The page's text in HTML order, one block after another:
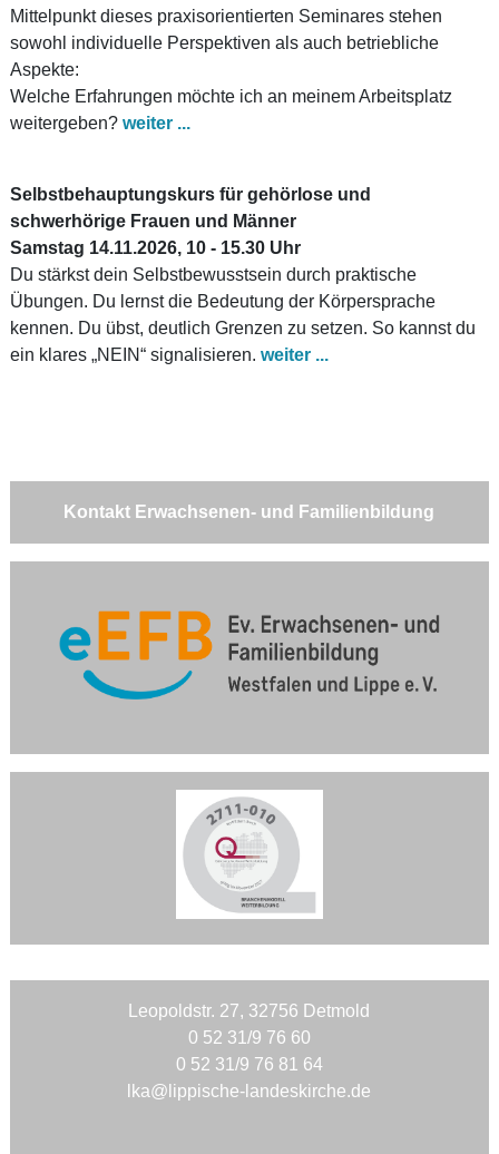
Mittelpunkt dieses praxisorientierten Seminares stehen
sowohl individuelle Perspektiven als auch betriebliche
Aspekte:
Welche Erfahrungen möchte ich an meinem Arbeitsplatz
weitergeben? weiter ...
Selbstbehauptungskurs für gehörlose und
schwerhörige Frauen und Männer
​Samstag 14.11.2026, 10 - 15.30 Uhr
Du stärkst dein Selbstbewusstsein durch praktische
Übungen. Du lernst die Bedeutung der Körpersprache
kennen. Du übst, deutlich Grenzen zu setzen. So kannst du
ein klares „NEIN“ signalisieren. weiter ...
Kontakt Erwachsenen- und Familienbildung
Leopoldstr. 27, 32756 Detmold
0 52 31/9 76 60
0 52 31/9 76 81 64
lka@lippische-landeskirche.de